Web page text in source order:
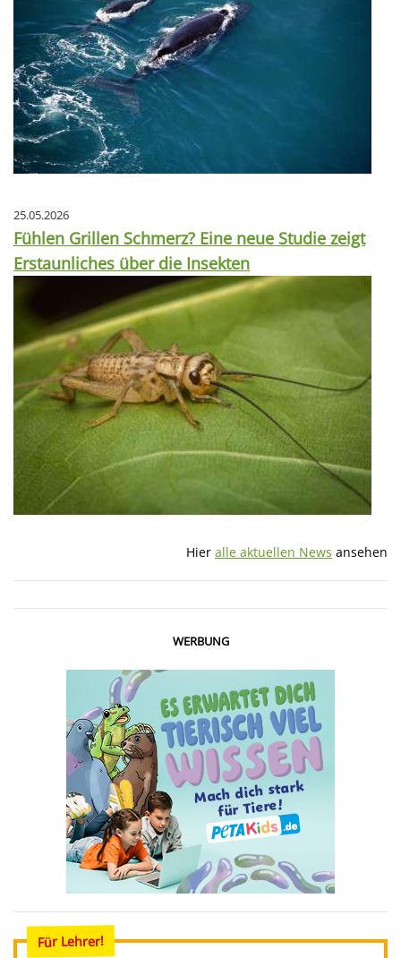
25.05.2026
Fühlen Grillen Schmerz? Eine neue Studie zeigt
Erstaunliches über die Insekten
Hier alle aktuellen News ansehen
WERBUNG
Für Lehrer!